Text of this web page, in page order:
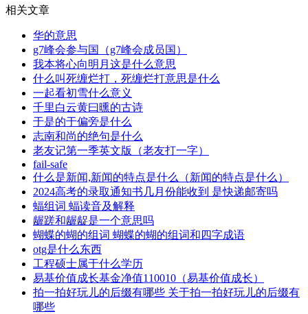
相关文章
华的意思
g7峰会参与国（g7峰会成员国）
我本将心向明月这是什么意思
什么叫死缠烂打，死缠烂打意思是什么
一起看初雪什么意义
千里白云黄曰曛的古诗
于是的于偏旁是什么
志南和尚的绝句是什么
老友记第一季英文版（老友打一字）
fail-safe
什么是新闻,新闻的特点是什么（新闻的特点是什么）
2024高考的录取通知书几月份能收到 是快递邮寄吗
蝠组词 蝠读音及解释
龌蹉和龌龊是一个意思吗
蝴蝶的蝴的组词 蝴蝶的蝴的组词和四字成语
otg是什么东西
工程硕士属于什么学历
易基价值成长基金净值110010（易基价值成长）
拍一拍好玩儿的后缀有哪些 关于拍一拍好玩儿的后缀有
哪些